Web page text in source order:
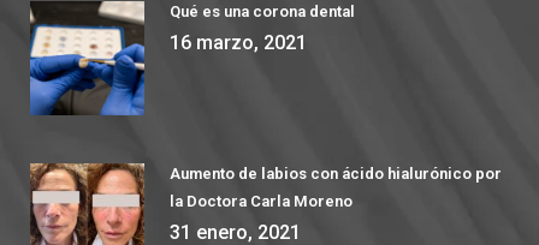
Qué es una corona dental
16 marzo, 2021
Aumento de labios con ácido hialurónico por
la Doctora Carla Moreno
31 enero, 2021